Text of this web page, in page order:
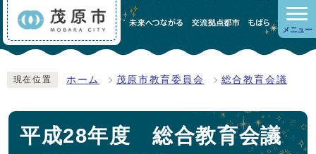
メニュー
現在位置 ホーム 茂原市教育委員会 総合教育会議
平成28年度 総合教育会議